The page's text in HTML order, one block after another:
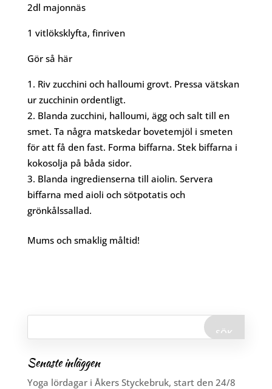
2dl majonnäs
1 vitlöksklyfta, finriven
Gör så här
Riv zucchini och halloumi grovt. Pressa vätskan
ur zucchinin ordentligt.
Blanda zucchini, halloumi, ägg och salt till en
smet. Ta några matskedar bovetemjöl i smeten
för att få den fast. Forma biffarna. Stek biffarna i
kokosolja på båda sidor.
Blanda ingredienserna till aiolin. Servera
biffarna med aioli och sötpotatis och
grönkålssallad.
Mums och smaklig måltid!
Senaste inläggen
Yoga lördagar i Åkers Styckebruk, start den 24/8